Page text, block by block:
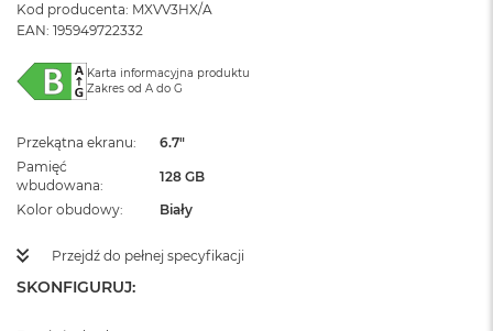
Kod producenta: MXVV3HX/A
EAN: 195949722332
Karta informacyjna produktu
Zakres od A do G
Przekątna ekranu
6.7"
Pamięć
wbudowana
128 GB
Kolor obudowy Biały
Przejdź do pełnej specyfikacji
SKONFIGURUJ: